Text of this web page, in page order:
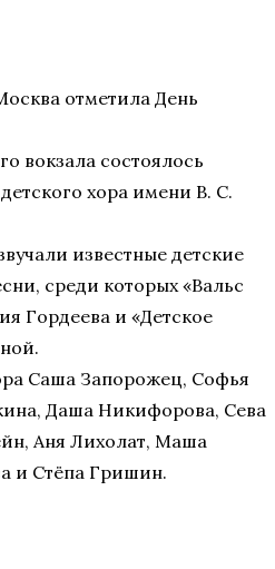
отметила День
вокзала состоялось
хора имени В. С.
известные детские
среди которых «Вальс
Гордеева и «Детское
Саша Запорожец, Софья
Даша Никифорова, Сева
Аня Лихолат, Маша
и Стёпа Гришин.